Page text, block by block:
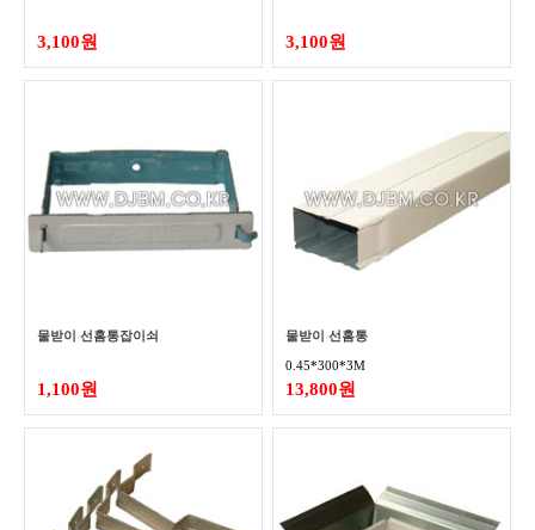
3,100원 3,100원
물받이 선홈통잡이쇠
1,100원
물받이 선홈통
0.45*300*3M
13,800원